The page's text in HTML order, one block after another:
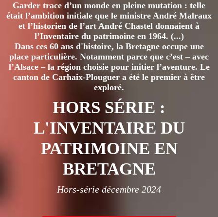
Garder trace d’un monde en pleine mutation : telle
était l’ambition initiale que le ministre André Malraux
et l’historien de l’art André Chastel donnaient à
l’Inventaire du patrimoine en 1964. (...)
Dans ces 60 ans d'histoire, la Bretagne occupe une
place particulière. Notamment parce que c’est – avec
l’Alsace – la région choisie pour initier l’aventure. Le
canton de Carhaix-Plouguer a été le premier à être
exploré.
HORS SÉRIE :
L'INVENTAIRE DU
PATRIMOINE EN
BRETAGNE
Hors-série décembre 2024